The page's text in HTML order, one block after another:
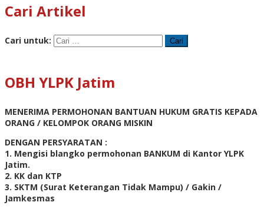
Cari Artikel
Cari untuk:
OBH YLPK Jatim
MENERIMA PERMOHONAN BANTUAN HUKUM GRATIS KEPADA
ORANG / KELOMPOK ORANG MISKIN
DENGAN PERSYARATAN :
1. Mengisi blangko permohonan BANKUM di Kantor YLPK
Jatim.
2. KK dan KTP
3. SKTM (Surat Keterangan Tidak Mampu) / Gakin /
Jamkesmas